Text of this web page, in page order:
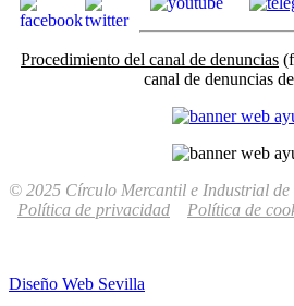
Procedimiento del canal de denuncias
canal de denuncias
© 2025 Círculo Mercantil e Industrial
Política de privacidad
Política de
Diseño Web Sevilla